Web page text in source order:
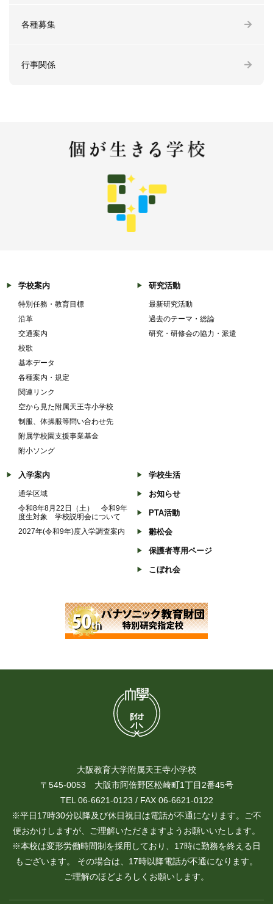
各種募集
行事関係
学校案内
特別任務・教育目標
沿革
交通案内
校歌
基本データ
各種案内・規定
関連リンク
空から見た附属天王寺小学校
制服、体操服等問い合わせ先
附属学校園支援事業基金
附小ソング
研究活動
最新研究活動
過去のテーマ・総論
研究・研修会の協力・派遣
入学案内
通学区域
令和8年8月22日（土） 令和9年
度生対象 学校説明会について
2027年(令和9年)度入学調査案内
学校生活
お知らせ
PTA活動
雛松会
保護者専用ページ
こぼれ会
大阪教育大学附属天王寺小学校
〒545-0053 大阪市阿倍野区松崎町1丁目2番45号
TEL 06-6621-0123 / FAX 06-6621-0122
※平日17時30分以降及び休日祝日は電話が不通になります。ご不
便おかけしますが、ご理解いただきますようお願いいたします。
※本校は変形労働時間制を採用しており、17時に勤務を終える日
もございます。 その場合は、17時以降電話が不通になります。
ご理解のほどよろしくお願いします。